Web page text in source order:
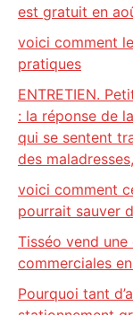
est gratuit en
voici comment
pratiques
ENTRETIEN.
: la réponse de
qui se sentent
des
voici comment
pourrait sauver
Tisséo vend une
commerciales
Pourquoi tant